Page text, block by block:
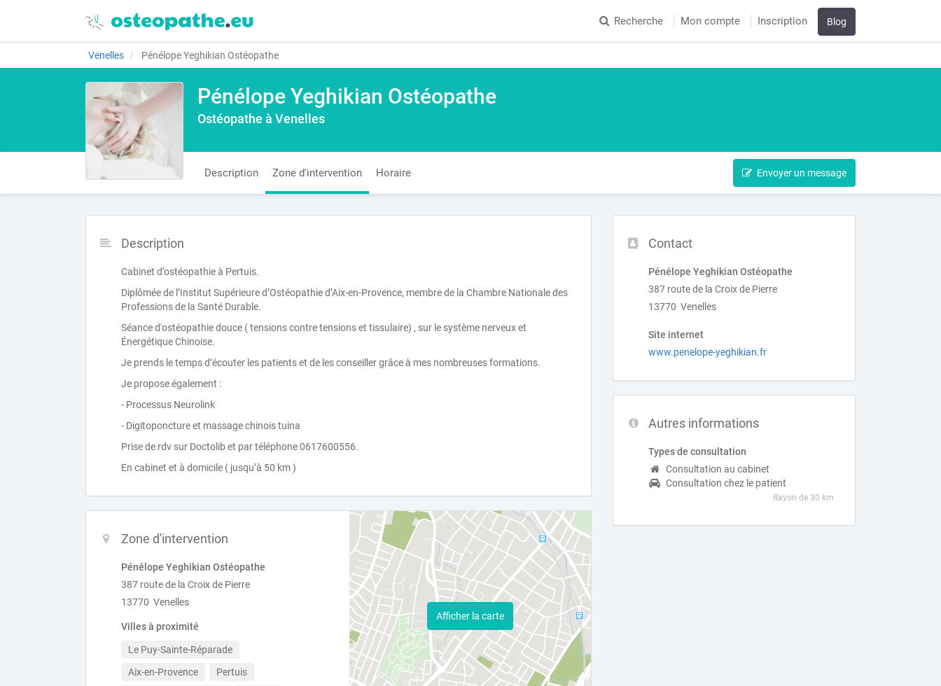
Recherche Mon compte Inscription Blog
Venelles Pénélope Yeghikian Ostéopathe
Pénélope Yeghikian Ostéopathe
Ostéopathe à Venelles
Description Zone d'intervention Horaire Envoyer un message
Contact
Pénélope Yeghikian Ostéopathe
387 route de la Croix de Pierre
13770 Venelles
Site internet
www.penelope-yeghikian.fr
Autres informations
Types de consultation
Consultation au cabinet
Consultation chez le patient
Rayon de 30 km
Description
Cabinet d’ostéopathie à Pertuis.
Diplômée de l’Institut Supérieure d’Ostéopathie d’Aix-en-Provence, membre de la Chambre Nationale des
Professions de la Santé Durable.
Séance d'ostéopathie douce ( tensions contre tensions et tissulaire) , sur le système nerveux et
Énergétique Chinoise.
Je prends le temps d’écouter les patients et de les conseiller grâce à mes nombreuses formations.
Je propose également :
- Processus Neurolink
- Digitoponcture et massage chinois tuina
Prise de rdv sur Doctolib et par téléphone 0617600556.
En cabinet et à domicile ( jusqu’à 50 km )
Zone d'intervention
Pénélope Yeghikian Ostéopathe
387 route de la Croix de Pierre
13770 Venelles
Villes à proximité
Le Puy-Sainte-Réparade
Aix-en-Provence
Pertuis
Afficher la carte